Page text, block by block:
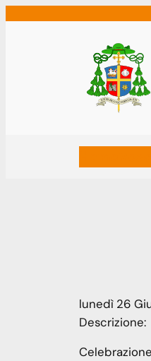
lunedì 26
Descrizione: